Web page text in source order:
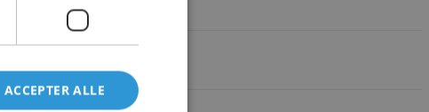
ACCEPTER ALLE